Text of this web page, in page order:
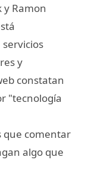
y Ramon
y
constatan
"tecnología
que comentar
algo que